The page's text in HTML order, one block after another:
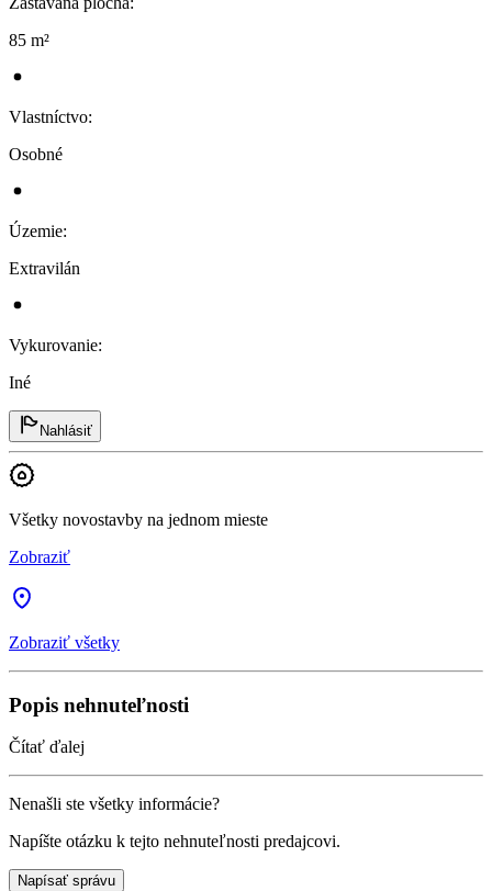
85 m²
Vlastníctvo:
Osobné
Územie:
Extravilán
Vykurovanie:
Iné
Nahlásiť
Všetky novostavby na jednom mieste
Zobraziť
Zobraziť všetky
Popis nehnuteľnosti
Čítať ďalej
Nenašli ste všetky informácie?
Napíšte otázku k tejto nehnuteľnosti predajcovi.
Napísať správu